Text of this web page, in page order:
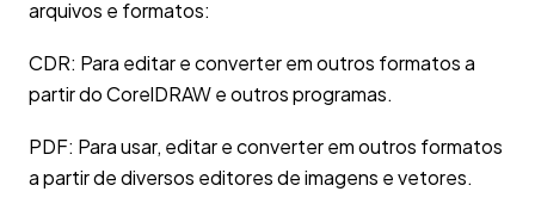
arquivos e formatos:
CDR: Para editar e converter em outros formatos a
partir do CorelDRAW e outros programas.
PDF: Para usar, editar e converter em outros formatos
a partir de diversos editores de imagens e vetores.